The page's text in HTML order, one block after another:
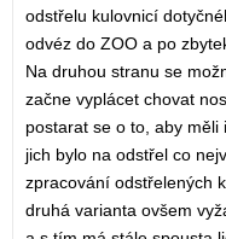
odstřelu kulovnicí
odvéz do ZOO a po
Na druhou stranu se
začne vyplácet chovat
postarat se o to, aby
jich bylo na odstřel co
zpracování odstřelených
druhá varianta ovšem